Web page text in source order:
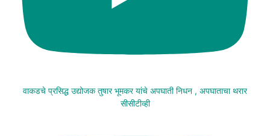
वाकडचे प्रसिद्ध उद्योजक तुषार भूमकर यांचे अपघाती निधन , अपघाताचा थरार
सीसीटीव्ही